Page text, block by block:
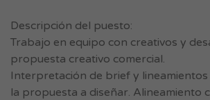
Descripción del puesto:
Trabajo en equipo con creativos y
propuesta creativo comercial.
Interpretación de brief y
la propuesta a diseñar. Alineamiento